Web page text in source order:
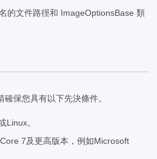
的文件路徑和 ImageOptionsBase 類
保您具有以下先決條件。
Linux。
7及更高版本，例如Microsoft